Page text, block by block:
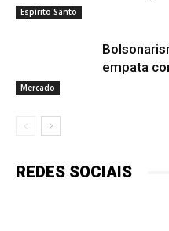
Espírito Santo
Mercado
empata
REDES SOCIAIS